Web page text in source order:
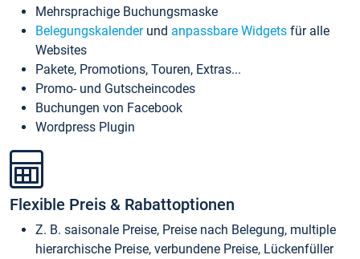
Mehrsprachige Buchungsmaske
Belegungskalenderund anpassbare Widgets für alle
Websites
Pakete, Promotions, Touren, Extras...
Promo- und Gutscheincodes
Buchungen von Facebook
Wordpress Plugin
Flexible Preis & Rabattoptionen
Z. B. saisonale Preise, Preise nach Belegung, multiple
hierarchische Preise, verbundene Preise, Lückenfüller